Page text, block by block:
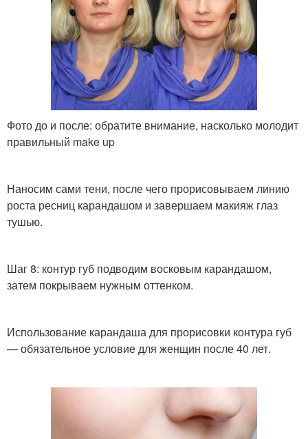
Фото до и после: обратите внимание, насколько молодит
правильный make up
Наносим сами тени, после чего прорисовываем линию
роста ресниц карандашом и завершаем макияж глаз
тушью.
Шаг 8: контур губ подводим восковым карандашом,
затем покрываем нужным оттенком.
Использование карандаша для прорисовки контура губ
— обязательное условие для женщин после 40 лет.